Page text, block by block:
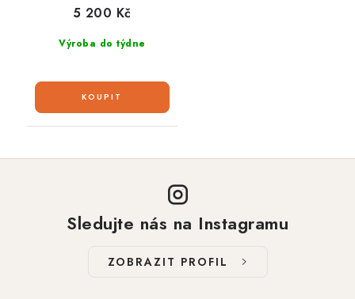
Výroba do týdne
5 200 Kč
Sledujte nás na Instagramu
ZOBRAZIT PROFIL